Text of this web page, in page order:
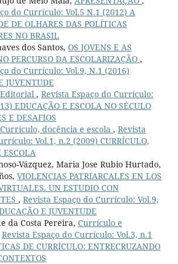
do Currículo: Vol.5 N.1 (2012) A
DE OLHARES DAS POLÍTICAS
NO BRASIL
dos Santos, OS JOVENS E AS
PERCURSO DA ESCOLARIZAÇÃO ,
do Currículo: Vol.9, N.1 (2016)
JUVENTUDE
Editorial , Revista Espaço do Currículo:
EDUCAÇÃO E ESCOLA NO SÉCULO
E DESAFIOS
Currículo, docência e escola , Revista
Vol.1, n.2 (2009) CURRÍCULO,
ESCOLA
Vázquez, Maria Jose Rubio Hurtado,
VIOLENCIAS PATRIARCALES EN LOS
UN ESTUDIO CON
, Revista Espaço do Currículo: Vol.9,
E JUVENTUDE
da Costa Pereira, Currículo e
Revista Espaço do Currículo: Vol.3, n.1
DE CURRÍCULO: ENTRECRUZANDO